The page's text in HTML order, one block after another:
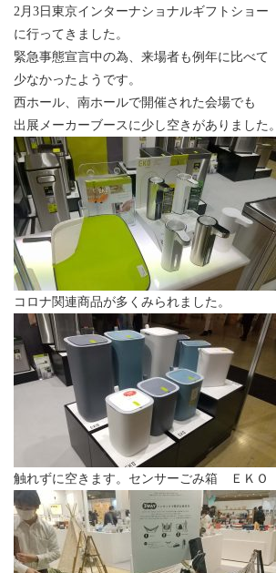
2月3日東京インターナショナルギフトショー
に行ってきました。
緊急事態宣言中の為、来場者も例年に比べて
少なかったようです。
西ホール、南ホールで開催された会場でも
出展メーカーブースに少し空きがありました。
コロナ関連商品が多くみられました。
触れずに空きます。センサーごみ箱 ＥＫＯ